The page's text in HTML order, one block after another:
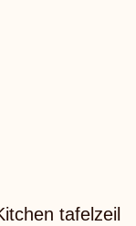
tafelzeil